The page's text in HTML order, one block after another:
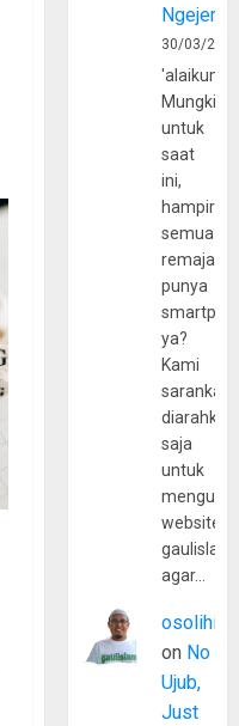
30/03/
Mungkin
untuk
saat
ini,
hampir
semua
remaja
punya
ya?
Kami
sarankan,
diarahkan
saja
untuk
website
agar…
osolihin
on No
Ujub,
Just